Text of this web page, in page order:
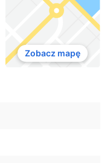
Zobacz mapę